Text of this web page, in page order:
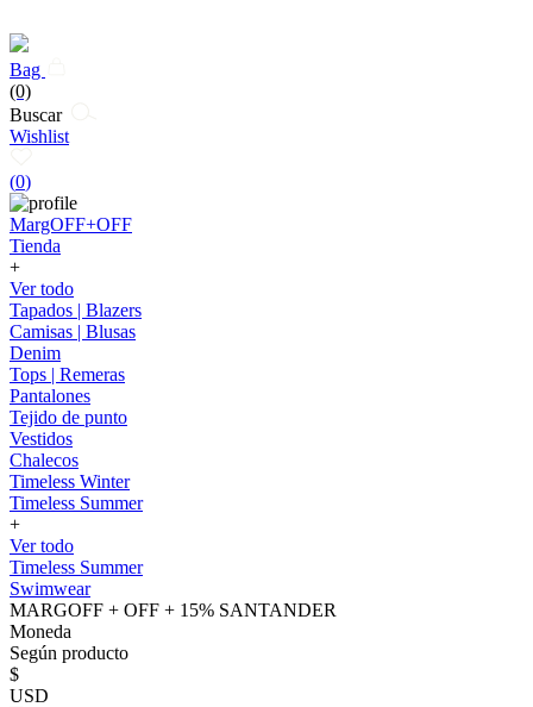
Bag
(0)
Buscar
Wishlist
(0)
MargOFF+OFF
Tienda
+
Ver todo
Tapados | Blazers
Camisas | Blusas
Denim
Tops | Remeras
Pantalones
Tejido de punto
Vestidos
Chalecos
Timeless Winter
Timeless Summer
+
Ver todo
Timeless Summer
Swimwear
MARGOFF + OFF + 15% SANTANDER
Moneda
Según producto
$
USD